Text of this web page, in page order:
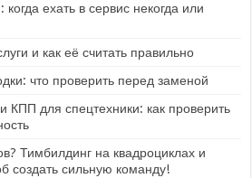
ехать в сервис некогда или
и как её считать правильно
что проверить перед заменой
КПП для спецтехники: как проверить
Тимбилдинг на квадроциклах и
создать сильную команду!